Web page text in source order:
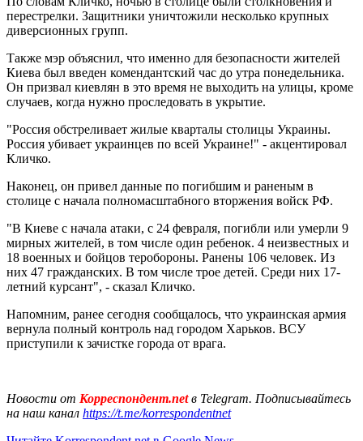
перестрелки. Защитники уничтожили несколько крупных
диверсионных групп.
Также мэр объяснил, что именно для безопасности жителей
Киева был введен комендантский час до утра понедельника.
Он призвал киевлян в это время не выходить на улицы, кроме
случаев, когда нужно проследовать в укрытие.
"Россия обстреливает жилые кварталы столицы Украины.
Россия убивает украинцев по всей Украине!" - акцентировал
Кличко.
Наконец, он привел данные по погибшим и раненым в
столице с начала полномасштабного вторжения войск РФ.
"В Киеве с начала атаки, с 24 февраля, погибли или умерли 9
мирных жителей, в том числе один ребенок. 4 неизвестных и
18 военных и бойцов теробороны. Ранены 106 человек. Из
них 47 гражданских. В том числе трое детей. Среди них 17-
летний курсант", - сказал Кличко.
Напомним, ранее сегодня сообщалось, что украинская армия
вернула полный контроль над городом Харьков. ВСУ
приступили к зачистке города от врага.
Новости от Корреспондент.netв Telegram. Подписывайтесь
на наш канал https://t.me/korrespondentnet